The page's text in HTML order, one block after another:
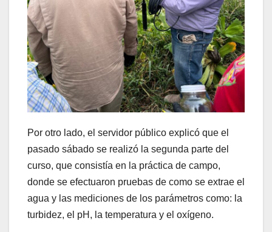
Por otro lado, el servidor público explicó que el
pasado sábado se realizó la segunda parte del
curso, que consistía en la práctica de campo,
donde se efectuaron pruebas de como se extrae el
agua y las mediciones de los parámetros como: la
turbidez, el pH, la temperatura y el oxígeno.